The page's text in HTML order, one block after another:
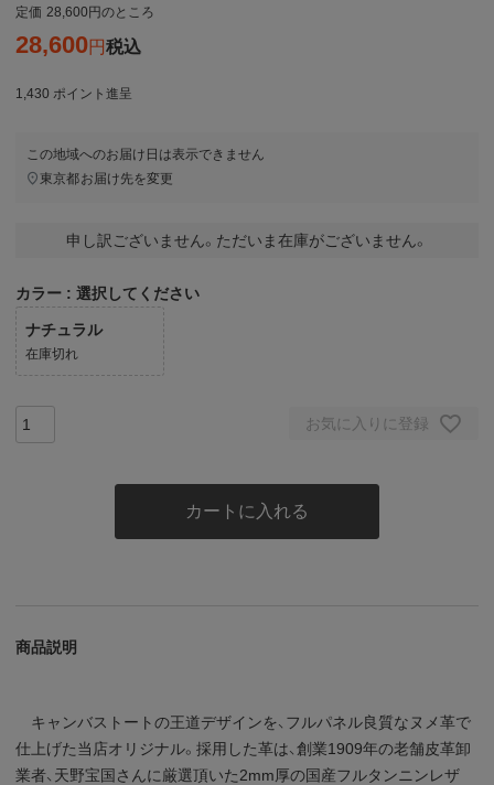
定価 28,600 のところ
28,600 税込
1,430 ポイント進呈
この地域へのお届け日は表示できません
東京都お届け先を変更
申し訳ございません。ただいま在庫がございません。
カラー 選択してください
ナチュラル
在庫切れ
お気に入りに登録
カートに入れる
商品説明
キャンバストートの王道デザインを、フルパネル良質なヌメ革で
仕上げた当店オリジナル。採用した革は、創業1909年の老舗皮革卸
業者、天野宝国さんに厳選頂いた2mm厚の国産フルタンニンレザ